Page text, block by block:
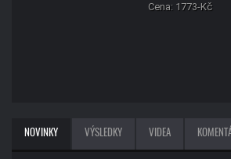
Cena: 1773-Kč
NOVINKY VÝSLEDKY VIDEA